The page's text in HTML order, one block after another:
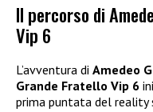
Il percorso di
Vip 6
L’avventura di Amedeo
Grande Fratello Vip 6
prima puntata del reality